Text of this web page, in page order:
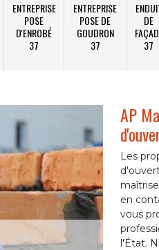
ENTREPRISE
POSE
D'ENROBÉ
37
ENTREPRISE
POSE DE
GOUDRON
37
DE
37
AP
Les
en
vous
l'État.